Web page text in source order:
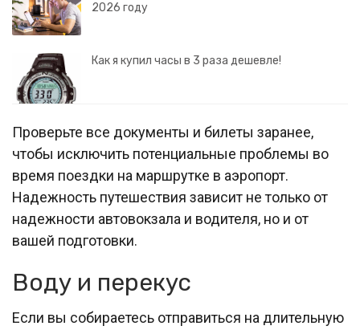
2026 году
Как я купил часы в 3 раза дешевле!
Проверьте все документы и билеты заранее,
чтобы исключить потенциальные проблемы во
время поездки на маршрутке в аэропорт.
Надежность путешествия зависит не только от
надежности автовокзала и водителя, но и от
вашей подготовки.
Воду и перекус
Если вы собираетесь отправиться на длительную